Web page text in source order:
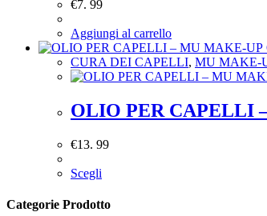
€7. 99
Aggiungi al carrello
CURA DEI CAPELLI, MU MAKE-
OLIO PER CAPELLI
€13. 99
Scegli
Categorie Prodotto